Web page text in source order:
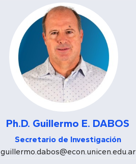
Ph.D. Guillermo E. DABOS
Secretario de Investigación
guillermo.dabos@econ.unicen.edu.ar